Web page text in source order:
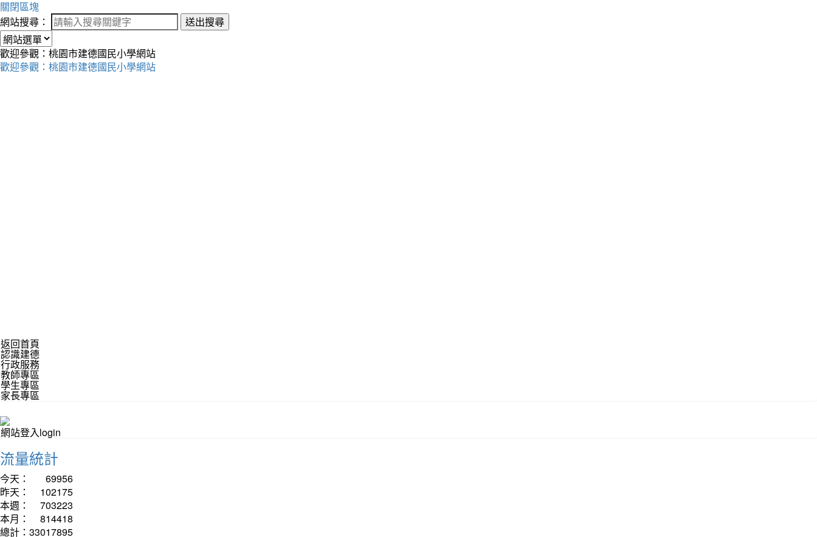
關閉區塊
網站搜尋：
送出搜尋
歡迎參觀：桃園市建德國民小學網站
歡迎參觀：桃園市建德國民小學網站
返回首頁
認識建德
行政服務
教師專區
學生專區
家長專區
網站登入login
流量統計
今天：
69956
昨天：
102175
本週：
703223
本月：
814418
總計： 33017895